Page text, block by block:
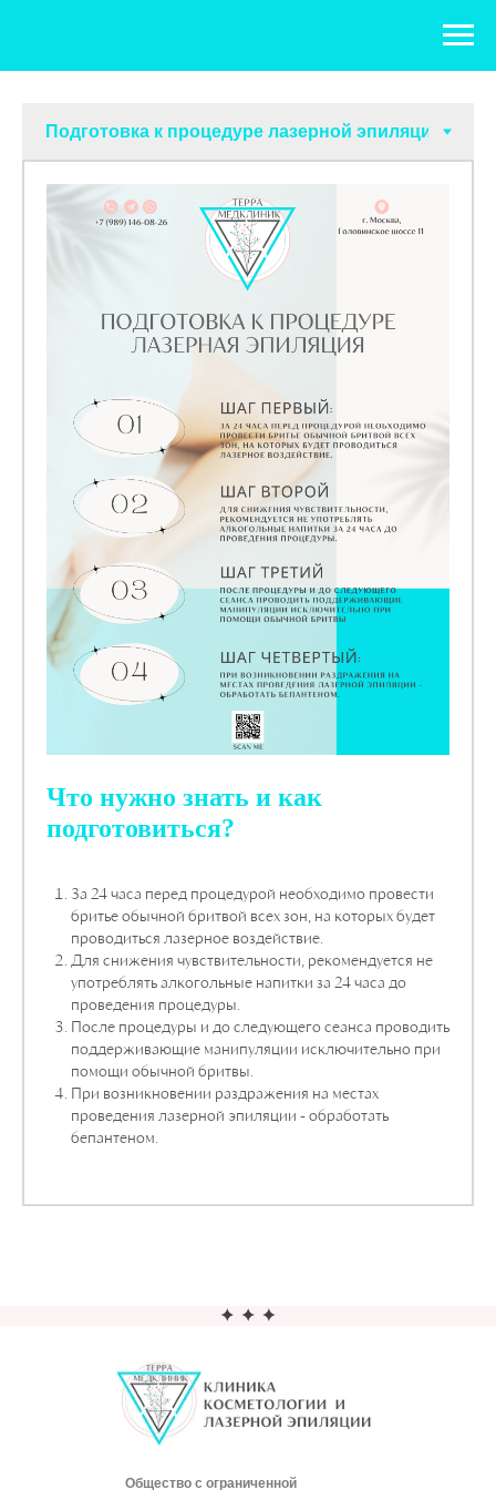
Что нужно знать и как
подготовиться?
За 24 часа перед процедурой необходимо провести
бритье обычной бритвой всех зон, на которых будет
проводиться лазерное воздействие.
Для снижения чувствительности, рекомендуется не
употреблять алкогольные напитки за 24 часа до
проведения процедуры.
После процедуры и до следующего сеанса проводить
поддерживающие манипуляции исключительно при
помощи обычной бритвы.
При возникновении раздражения на местах
проведения лазерной эпиляции - обработать
бепантеном.
Общество с ограниченной